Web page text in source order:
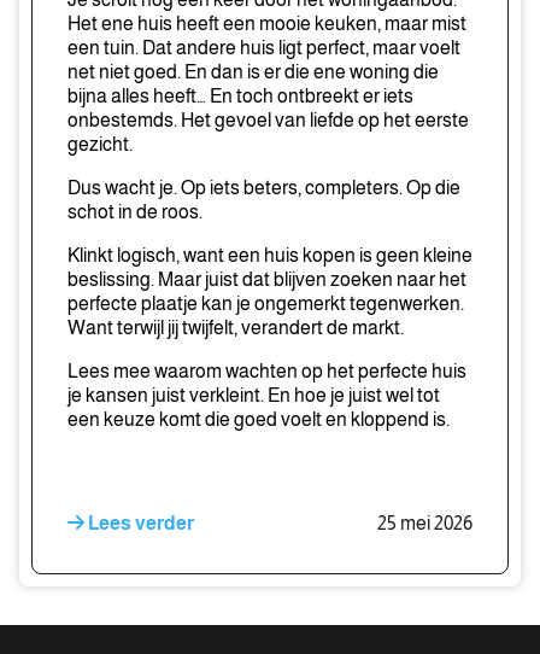
tegenwerkt
Het ene huis heeft een mooie keuken, maar mist
een tuin. Dat andere huis ligt perfect, maar voelt
net niet goed. En dan is er die ene woning die
bijna alles heeft… En toch ontbreekt er iets
onbestemds. Het gevoel van liefde op het eerste
gezicht.
Dus wacht je. Op iets beters, completers. Op die
schot in de roos.
Klinkt logisch, want een huis kopen is geen kleine
beslissing. Maar juist dat blijven zoeken naar het
perfecte plaatje kan je ongemerkt tegenwerken.
Want terwijl jij twijfelt, verandert de markt.
Lees mee waarom wachten op het perfecte huis
je kansen juist verkleint. En hoe je juist wel tot
een keuze komt die goed voelt en kloppend is.
Lees verder 25 mei 2026